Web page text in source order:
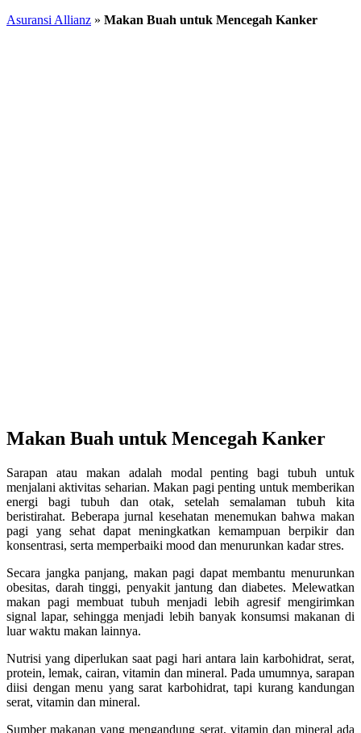
Asuransi Allianz » Makan Buah untuk Mencegah Kanker
Makan Buah untuk Mencegah Kanker
Sarapan atau makan adalah modal penting bagi tubuh untuk
menjalani aktivitas seharian. Makan pagi penting untuk memberikan
energi bagi tubuh dan otak, setelah semalaman tubuh kita
beristirahat. Beberapa jurnal kesehatan menemukan bahwa makan
pagi yang sehat dapat meningkatkan kemampuan berpikir dan
konsentrasi, serta memperbaiki mood dan menurunkan kadar stres.
Secara jangka panjang, makan pagi dapat membantu menurunkan
obesitas, darah tinggi, penyakit jantung dan diabetes. Melewatkan
makan pagi membuat tubuh menjadi lebih agresif mengirimkan
signal lapar, sehingga menjadi lebih banyak konsumsi makanan di
luar waktu makan lainnya.
Nutrisi yang diperlukan saat pagi hari antara lain karbohidrat, serat,
protein, lemak, cairan, vitamin dan mineral. Pada umumnya, sarapan
diisi dengan menu yang sarat karbohidrat, tapi kurang kandungan
serat, vitamin dan mineral.
Sumber makanan yang mengandung serat, vitamin dan mineral ada